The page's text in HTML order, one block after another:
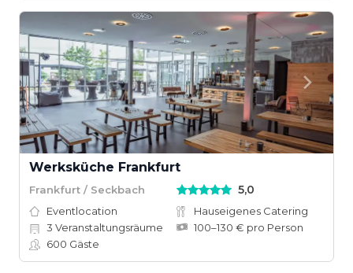
Werksküche Frankfurt
Frankfurt / Seckbach 5,0
Eventlocation
Hauseigenes Catering
3 Veranstaltungsräume
100–130 € pro Person
600 Gäste